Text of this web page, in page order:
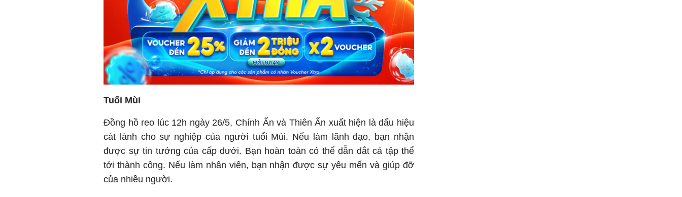
Tuổi Mùi
Đồng hồ reo lúc 12h ngày 26/5, Chính Ấn và Thiên Ấn xuất hiện là dấu hiệu
cát lành cho sự nghiệp của người tuổi Mùi. Nếu làm lãnh đạo, bạn nhận
được sự tin tưởng của cấp dưới. Bạn hoàn toàn có thể dẫn dắt cả tập thể
tới thành công. Nếu làm nhân viên, bạn nhận được sự yêu mến và giúp đỡ
của nhiều người.